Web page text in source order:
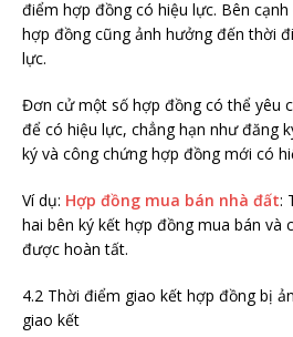
điểm hợp đồng có hiệu lực. Bên
hợp đồng cũng ảnh hưởng đến thời
lực.
Đơn cử một số hợp đồng có thể yêu
để có hiệu lực, chẳng hạn như đăng
ký và công chứng hợp đồng mới có
Ví dụ: Hợp đồng mua bán nhà đất:
hai bên ký kết hợp đồng mua bán và
được hoàn tất.
4.2 Thời điểm giao kết hợp đồng bị
giao kết